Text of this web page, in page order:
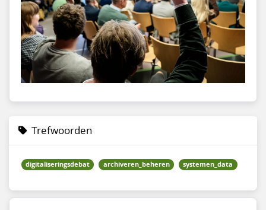
Trefwoorden
digitaliseringsdebat archiveren_beheren systemen_data